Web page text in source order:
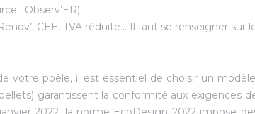
: Observ’ER).
CEE, TVA réduite… Il faut se renseigner sur
votre poêle, il est essentiel de choisir un
garantissent la conformité aux